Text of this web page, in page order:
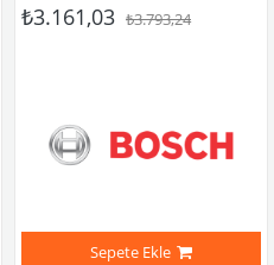
₺3.161,03 ₺3.793,24
Sepete Ekle